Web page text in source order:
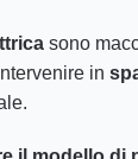
sono
in